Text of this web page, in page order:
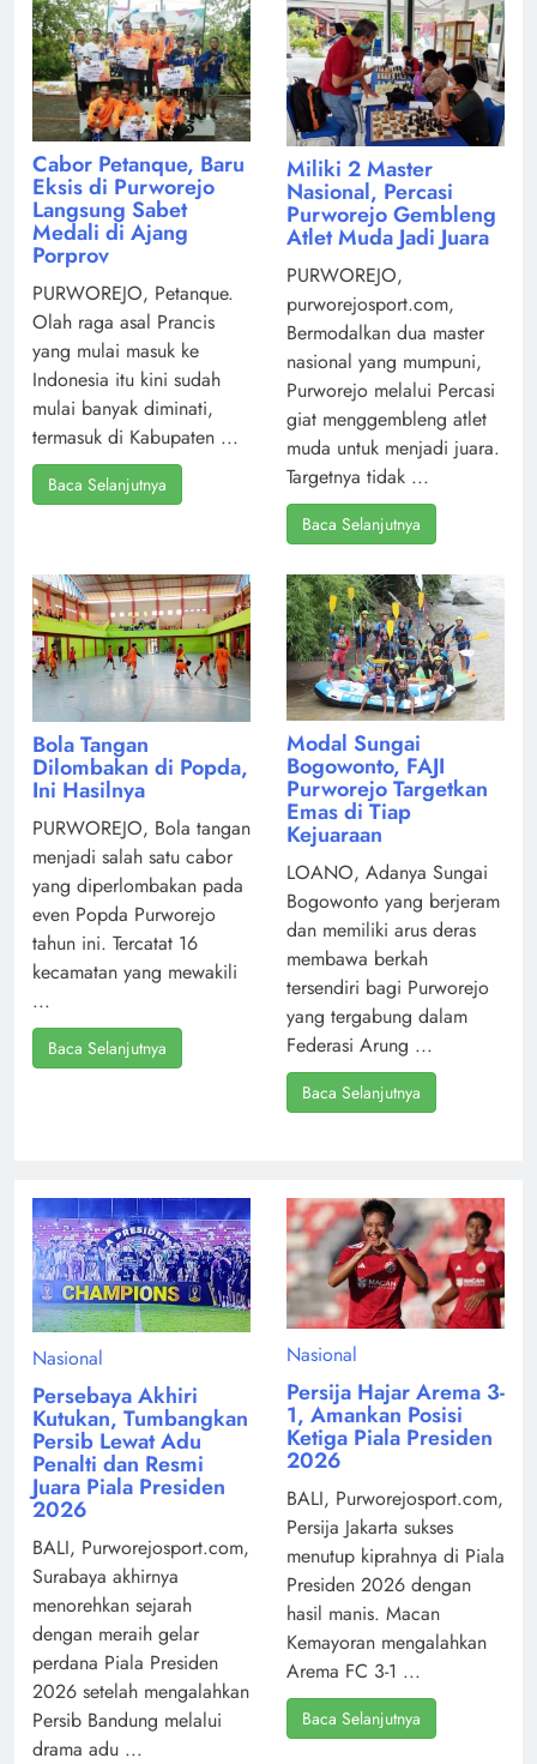
Cabor Petanque, Baru
Eksis di Purworejo
Langsung Sabet
Medali di Ajang
Porprov
PURWOREJO, Petanque.
Olah raga asal Prancis
yang mulai masuk ke
Indonesia itu kini sudah
mulai banyak diminati,
termasuk di Kabupaten ...
Baca Selanjutnya
Miliki 2 Master
Nasional, Percasi
Purworejo Gembleng
Atlet Muda Jadi Juara
PURWOREJO,
purworejosport.com,
Bermodalkan dua master
nasional yang mumpuni,
Purworejo melalui Percasi
giat menggembleng atlet
muda untuk menjadi juara.
Targetnya tidak ...
Baca Selanjutnya
Bola Tangan
Dilombakan di Popda,
Ini Hasilnya
PURWOREJO, Bola tangan
menjadi salah satu cabor
yang diperlombakan pada
even Popda Purworejo
tahun ini. Tercatat 16
kecamatan yang mewakili
...
Baca Selanjutnya
Modal Sungai
Bogowonto, FAJI
Purworejo Targetkan
Emas di Tiap
Kejuaraan
LOANO, Adanya Sungai
Bogowonto yang berjeram
dan memiliki arus deras
membawa berkah
tersendiri bagi Purworejo
yang tergabung dalam
Federasi Arung ...
Baca Selanjutnya
Nasional
Persebaya Akhiri
Kutukan, Tumbangkan
Persib Lewat Adu
Penalti dan Resmi
Juara Piala Presiden
2026
BALI, Purworejosport.com,
Surabaya akhirnya
menorehkan sejarah
dengan meraih gelar
perdana Piala Presiden
2026 setelah mengalahkan
Persib Bandung melalui
drama adu ...
Nasional
Persija Hajar Arema 3-
1, Amankan Posisi
Ketiga Piala Presiden
2026
BALI, Purworejosport.com,
Persija Jakarta sukses
menutup kiprahnya di Piala
Presiden 2026 dengan
hasil manis. Macan
Kemayoran mengalahkan
Arema FC 3-1 ...
Baca Selanjutnya